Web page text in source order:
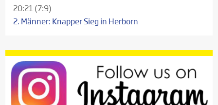
20:21 (7:9)
2. Männer: Knapper Sieg in Herborn